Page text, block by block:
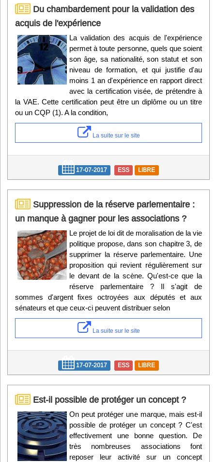
Du chambardement pour la validation des
acquis de l'expérience
La validation des acquis de l'expérience
permet à toute personne, quels que soient
son âge, sa nationalité, son statut et son
niveau de formation, et qui justifie d'au
moins 1 an d'expérience en rapport direct
avec la certification visée, de prétendre à
la VAE. Cette certification peut être un diplôme ou un titre
ou un CQP (1). A la condition,
La suite sur le site
17-07-2017 ESS LIBRE
Suppression de la réserve parlementaire :
un manque à gagner pour les associations ?
Le projet de loi dit de moralisation de la vie
politique propose, dans son chapitre 3, de
supprimer la réserve parlementaire. Une
proposition qui revient régulièrement sur
le devant de la scène. Qu'est-ce que la
réserve parlementaire ? Il s'agit de
sommes d'argent fixes octroyées aux députés et aux
sénateurs et que ceux-ci peuvent distribuer selon
La suite sur le site
17-07-2017 ESS LIBRE
Est-il possible de protéger un concept ?
On peut protéger une marque, mais est-il
possible de protéger un concept ? C'est
effectivement une bonne question. De
très nombreuses associations font
reposer leur activité sur un concept